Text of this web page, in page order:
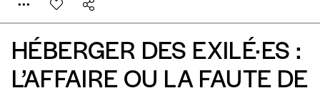
HÉBERGER DES EXILÉ·ES :
L’AFFAIRE OU LA FAUTE DE